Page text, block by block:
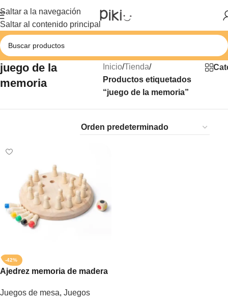
Saltar a la navegación
Saltar al contenido principal
juego de la
memoria
Inicio/Tienda/
Productos etiquetados
“juego de la memoria”
-42%
Ajedrez memoria de madera
Juegos de mesa, Juegos